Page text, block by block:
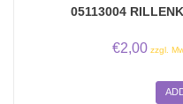
05113004
€2,00 zzgl.